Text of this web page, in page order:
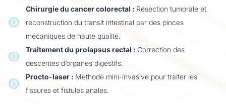
Chirurgie du cancer colorectal : Résection tumorale et
reconstruction du transit intestinal par des pinces
mécaniques de haute qualité.
Traitement du prolapsus rectal : Correction des
descentes d’organes digestifs.
Procto-laser : Méthode mini-invasive pour traiter les
fissures et fistules anales.